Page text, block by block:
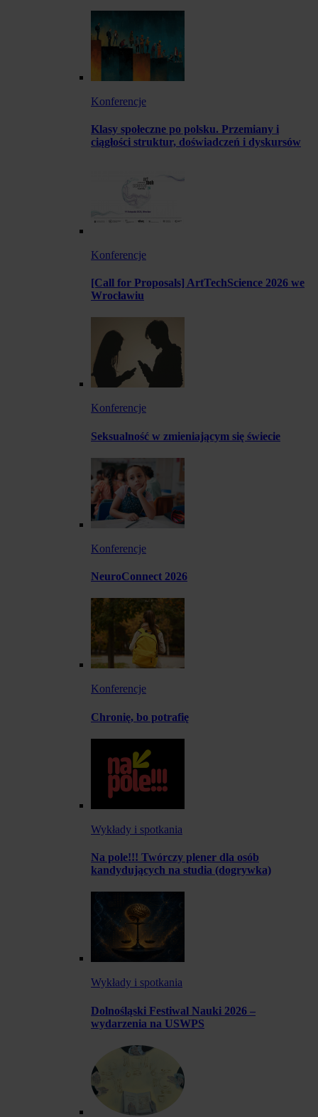
Konferencje
Klasy społeczne po polsku. Przemiany i
ciągłości struktur, doświadczeń i dyskursów
Konferencje
[Call for Proposals] ArtTechScience 2026 we
Wrocławiu
Konferencje
Seksualność w zmieniającym się świecie
Konferencje
NeuroConnect 2026
Konferencje
Chronię, bo potrafię
Wykłady i spotkania
Na pole!!! Twórczy plener dla osób
kandydujących na studia (dogrywka)
Wykłady i spotkania
Dolnośląski Festiwal Nauki 2026 –
wydarzenia na USWPS